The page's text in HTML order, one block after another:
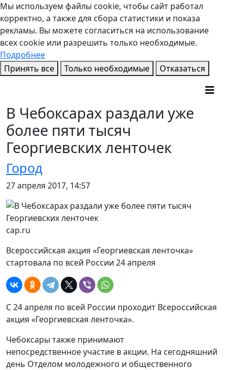
Мы используем файлы cookie, чтобы сайт работал
корректно, а также для сбора статистики и показа
рекламы. Вы можете согласиться на использование
всех cookie или разрешить только необходимые.
Подробнее
Принять все
Только необходимые Отказаться
В Чебоксарах раздали уже
более пяти тысяч
Георгиевских ленточек
Город
27 апреля 2017, 14:57
cap.ru
Всероссийская акция «Георгиевская ленточка»
стартовала по всей России 24 апреля
С 24 апреля по всей России проходит Всероссийская
акция «Георгиевская ленточка».
Чебоксары также принимают
непосредственное участие в акции. На сегодняшний
день Отделом молодежного и общественного